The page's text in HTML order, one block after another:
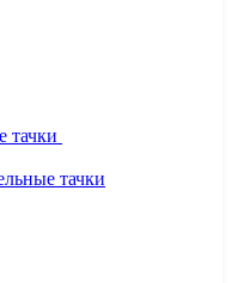
тачки
тачки